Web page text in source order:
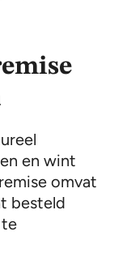
en wint
omvat
besteld